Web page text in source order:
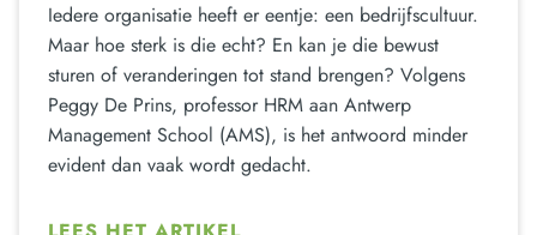
Iedere organisatie heeft er eentje: een bedrijfscultuur.
Maar hoe sterk is die echt? En kan je die bewust
sturen of veranderingen tot stand brengen? Volgens
Peggy De Prins, professor HRM aan Antwerp
Management School (AMS), is het antwoord minder
evident dan vaak wordt gedacht.